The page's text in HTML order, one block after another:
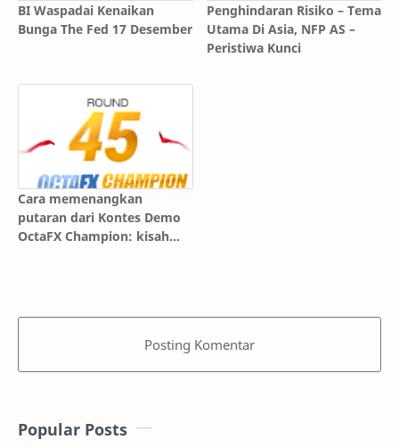
BI Waspadai Kenaikan
Bunga The Fed 17 Desember
Penghindaran Risiko – Tema
Utama Di Asia, NFP AS –
Peristiwa Kunci
Cara memenangkan
putaran dari Kontes Demo
OctaFX Champion: kisah
Posting Komentar
Popular Posts